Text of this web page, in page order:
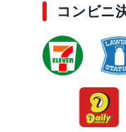
コンビニ